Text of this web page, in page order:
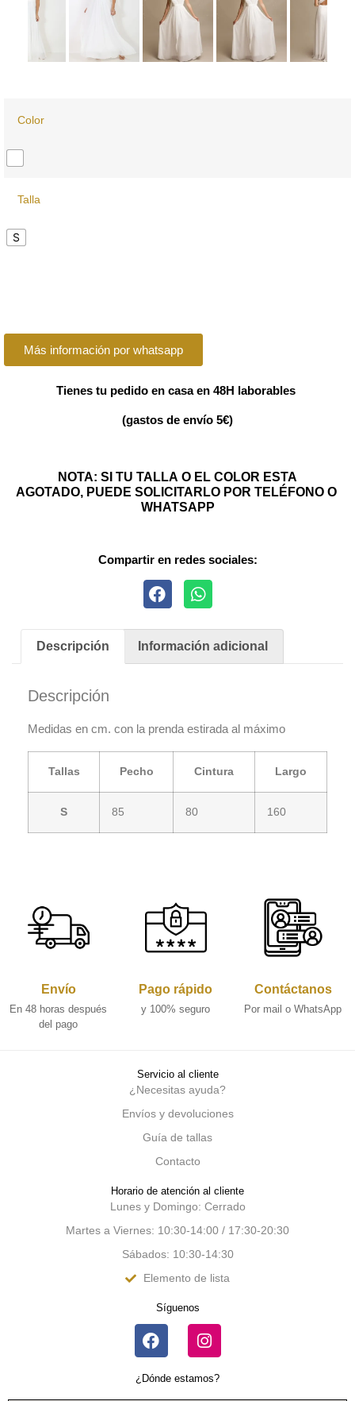
Color
Talla
S
Más información por whatsapp
Tienes tu pedido en casa en 48H laborables
(gastos de envío 5€)
NOTA: SI TU TALLA O EL COLOR ESTA
AGOTADO, PUEDE SOLICITARLO POR TELÉFONO O
WHATSAPP
Compartir en redes sociales:
Descripción Información adicional
Descripción
Medidas en cm. con la prenda estirada al máximo
Tallas Pecho Cintura Largo
S 85 80 160
Envío
En 48 horas después
del pago
Pago rápido
y 100% seguro
Contáctanos
Por mail o WhatsApp
Servicio al cliente
¿Necesitas ayuda?
Envíos y devoluciones
Guía de tallas
Contacto
Horario de atención al cliente
Lunes y Domingo: Cerrado
Martes a Viernes: 10:30-14:00 / 17:30-20:30
Sábados: 10:30-14:30
Elemento de lista
Síguenos
¿Dónde estamos?